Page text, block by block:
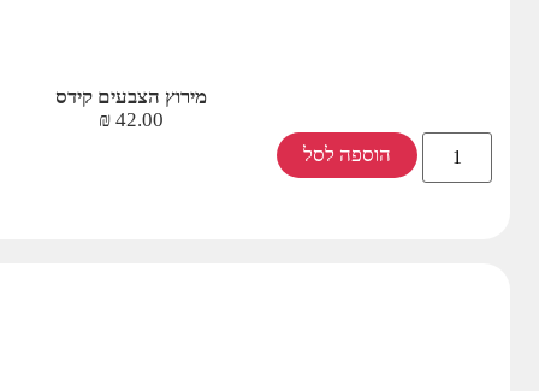
מירוץ הצבעים קידס
42.00
₪
הוספה לסל